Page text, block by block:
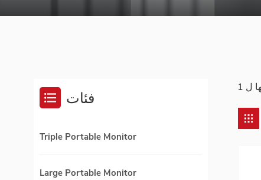
فئات
Triple Portable Monitor
Large Portable Monitor